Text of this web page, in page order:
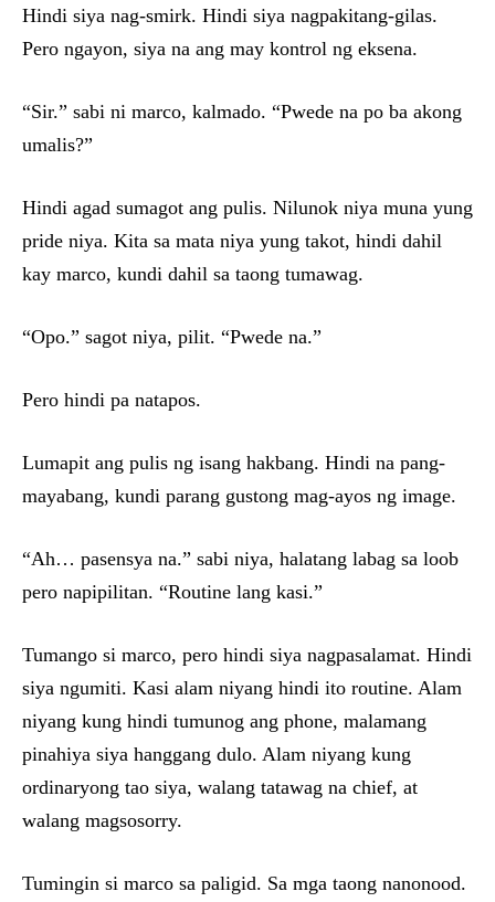
Hindi siya nag-smirk. Hindi siya nagpakitang-gilas.
Pero ngayon, siya na ang may kontrol ng eksena.
“Sir.” sabi ni marco, kalmado. “Pwede na po ba akong
umalis?”
Hindi agad sumagot ang pulis. Nilunok niya muna yung
pride niya. Kita sa mata niya yung takot, hindi dahil
kay marco, kundi dahil sa taong tumawag.
“Opo.” sagot niya, pilit. “Pwede na.”
Pero hindi pa natapos.
Lumapit ang pulis ng isang hakbang. Hindi na pang-
mayabang, kundi parang gustong mag-ayos ng image.
“Ah… pasensya na.” sabi niya, halatang labag sa loob
pero napipilitan. “Routine lang kasi.”
Tumango si marco, pero hindi siya nagpasalamat. Hindi
siya ngumiti. Kasi alam niyang hindi ito routine. Alam
niyang kung hindi tumunog ang phone, malamang
pinahiya siya hanggang dulo. Alam niyang kung
ordinaryong tao siya, walang tatawag na chief, at
walang magsosorry.
Tumingin si marco sa paligid. Sa mga taong nanonood.